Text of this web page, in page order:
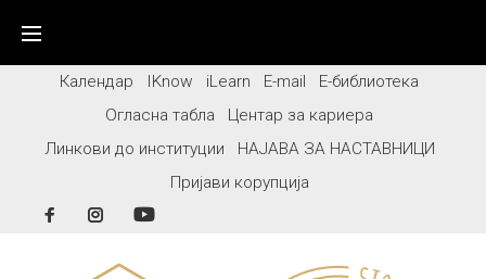
contentКалендар IKnow iLearn E-mail
Е-библиотека
Огласна табла
Центар за кариера
Линкови до институции
НАЈАВА ЗА НАСТАВНИЦИ
Пријави корупција
FacebookInstagram